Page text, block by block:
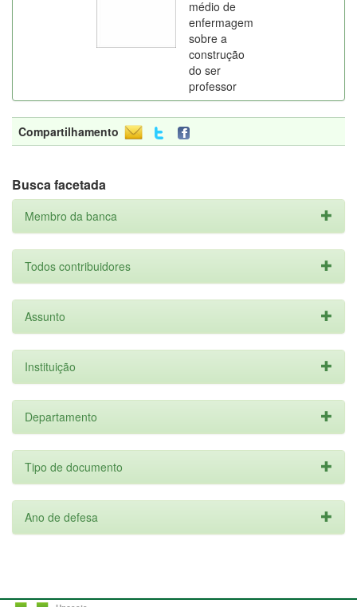
médio de
enfermagem
sobre a
construção
do ser
professor
Compartilhamento
Busca facetada
Membro da banca
Todos contribuidores
Assunto
Instituição
Departamento
Tipo de documento
Ano de defesa